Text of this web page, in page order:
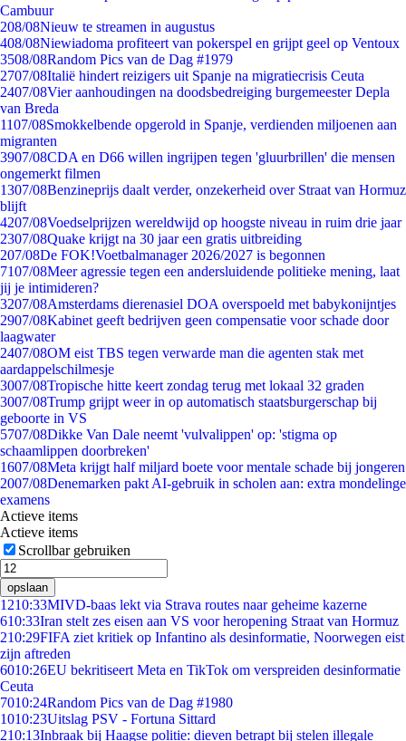
Cambuur
208/08Nieuw te streamen in augustus
408/08Niewiadoma profiteert van pokerspel en grijpt geel op Ventoux
3508/08Random Pics van de Dag #1979
2707/08Italië hindert reizigers uit Spanje na migratiecrisis Ceuta
2407/08Vier aanhoudingen na doodsbedreiging burgemeester Depla
van Breda
1107/08Smokkelbende opgerold in Spanje, verdienden miljoenen aan
migranten
3907/08CDA en D66 willen ingrijpen tegen 'gluurbrillen' die mensen
ongemerkt filmen
1307/08Benzineprijs daalt verder, onzekerheid over Straat van Hormuz
blijft
4207/08Voedselprijzen wereldwijd op hoogste niveau in ruim drie jaar
2307/08Quake krijgt na 30 jaar een gratis uitbreiding
207/08De FOK!Voetbalmanager 2026/2027 is begonnen
7107/08Meer agressie tegen een andersluidende politieke mening, laat
jij je intimideren?
3207/08Amsterdams dierenasiel DOA overspoeld met babykonijntjes
2907/08Kabinet geeft bedrijven geen compensatie voor schade door
laagwater
2407/08OM eist TBS tegen verwarde man die agenten stak met
aardappelschilmesje
3007/08Tropische hitte keert zondag terug met lokaal 32 graden
3007/08Trump grijpt weer in op automatisch staatsburgerschap bij
geboorte in VS
5707/08Dikke Van Dale neemt 'vulvalippen' op: 'stigma op
schaamlippen doorbreken'
1607/08Meta krijgt half miljard boete voor mentale schade bij jongeren
2007/08Denemarken pakt AI-gebruik in scholen aan: extra mondelinge
examens
Actieve items
Actieve items
Scrollbar gebruiken
opslaan
1210:33MIVD-baas lekt via Strava routes naar geheime kazerne
610:33Iran stelt zes eisen aan VS voor heropening Straat van Hormuz
210:29FIFA ziet kritiek op Infantino als desinformatie, Noorwegen eist
zijn aftreden
6010:26EU bekritiseert Meta en TikTok om verspreiden desinformatie
Ceuta
7010:24Random Pics van de Dag #1980
1010:23Uitslag PSV - Fortuna Sittard
210:13Inbraak bij Haagse politie: dieven betrapt bij stelen illegale